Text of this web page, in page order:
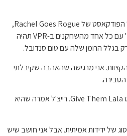
במהלך הפרק של ה-10 ביולי של הפודקאסט של Rachel Goes Rogue,
רייצ'ל הצהירה ש"חברות אמיתית" עם כל אחד מהשחקנים ב-VPR תהיה
בגלל הרומן שלה עם טום סנדובל.
אני מרגישה שהאהבה שקיבלתי
לאחר מכן סומן מנחה הפודקאסט Give Them Lala. רייצ'ל אמרה שהיא
של ידידות אמיתית. אבל אני חושב שיש